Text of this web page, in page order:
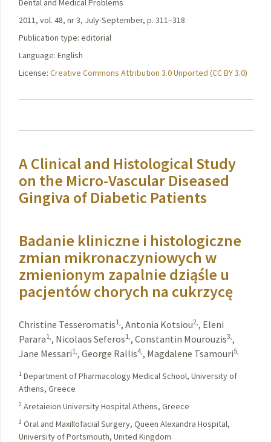
Dental and Medical Problems
2011, vol. 48, nr 3, July-September, p. 311–318
Publication type: editorial
Language: English
License: Creative Commons Attribution 3.0 Unported (CC BY 3.0)
A Clinical and Histological Study
on the Micro-Vascular Diseased
Gingiva of Diabetic Patients
Badanie kliniczne i histologiczne
zmian mikronaczyniowych w
zmienionym zapalnie dziąśle u
pacjentów chorych na cukrzycę
Christine Tesseromatis1,, Antonia Kotsiou2,, Eleni
Parara1,, Nicolaos Seferos1,, Constantin Mourouzis3,,
Jane Messari1,, George Rallis4,, Magdalene Tsamouri5,
1 Department of Pharmacology Medical School, University of
Athens, Greece
2 Aretaieion University Hospital Athens, Greece
3 Oral and Maxillofacial Surgery, Queen Alexandra Hospital,
University of Portsmouth, United Kingdom